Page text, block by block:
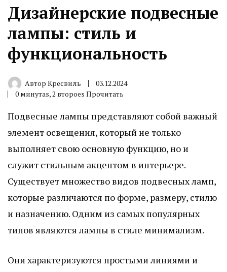
Дизайнерские подвесные
лампы: стиль и
функциональность
Автор Кресвиль
03.12.2024
0 минутаs, 2 второеs Прочитать
Подвесные лампы представляют собой важный
элемент освещения, который не только
выполняет свою основную функцию, но и
служит стильным акцентом в интерьере.
Существует множество видов подвесных ламп,
которые различаются по форме, размеру, стилю
и назначению. Одним из самых популярных
типов являются лампы в стиле минимализм.
Они характеризуются простыми линиями и